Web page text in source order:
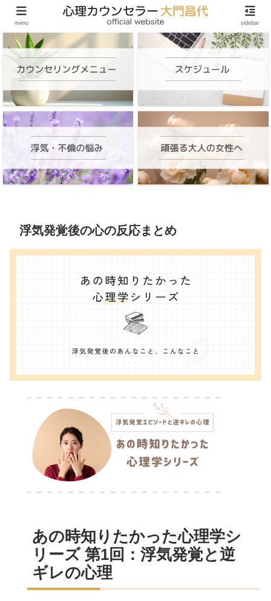
頑張る大人の女性のためのオンラインカウンセリング
浮気発覚後の心の反応まとめ
あの時知りたかった心理学シ
リーズ 第1回：浮気発覚と逆
ギレの心理
menu sidebar